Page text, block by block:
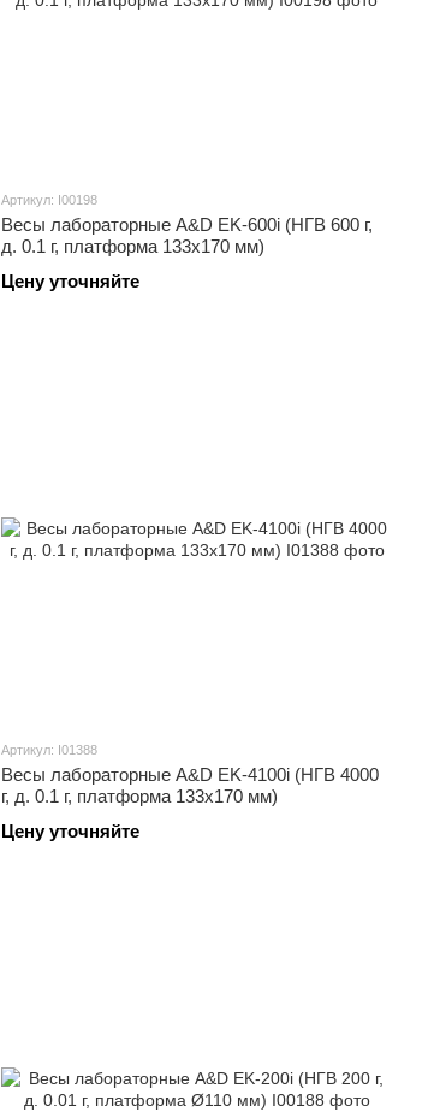
Артикул: I00198
Весы лабораторные A&D EK-600i (НГВ 600 г,
д. 0.1 г, платформа 133x170 мм)
Цену уточняйте
Артикул: I01388
Весы лабораторные A&D EK-4100i (НГВ 4000
г, д. 0.1 г, платформа 133х170 мм)
Цену уточняйте